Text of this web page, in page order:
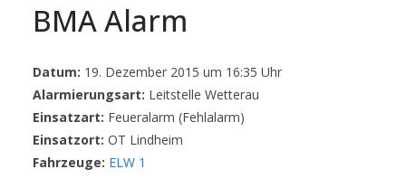
BMA Alarm
Datum: 19. Dezember 2015 um 16:35 Uhr
Alarmierungsart: Leitstelle Wetterau
Einsatzart: Feueralarm (Fehlalarm)
Einsatzort: OT Lindheim
Fahrzeuge: ELW 1